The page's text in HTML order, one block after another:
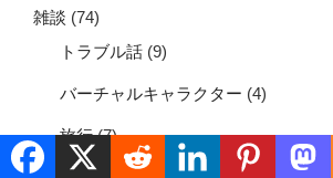
雑談 (74)
トラブル話 (9)
バーチャルキャラクター (4)
旅行(7)